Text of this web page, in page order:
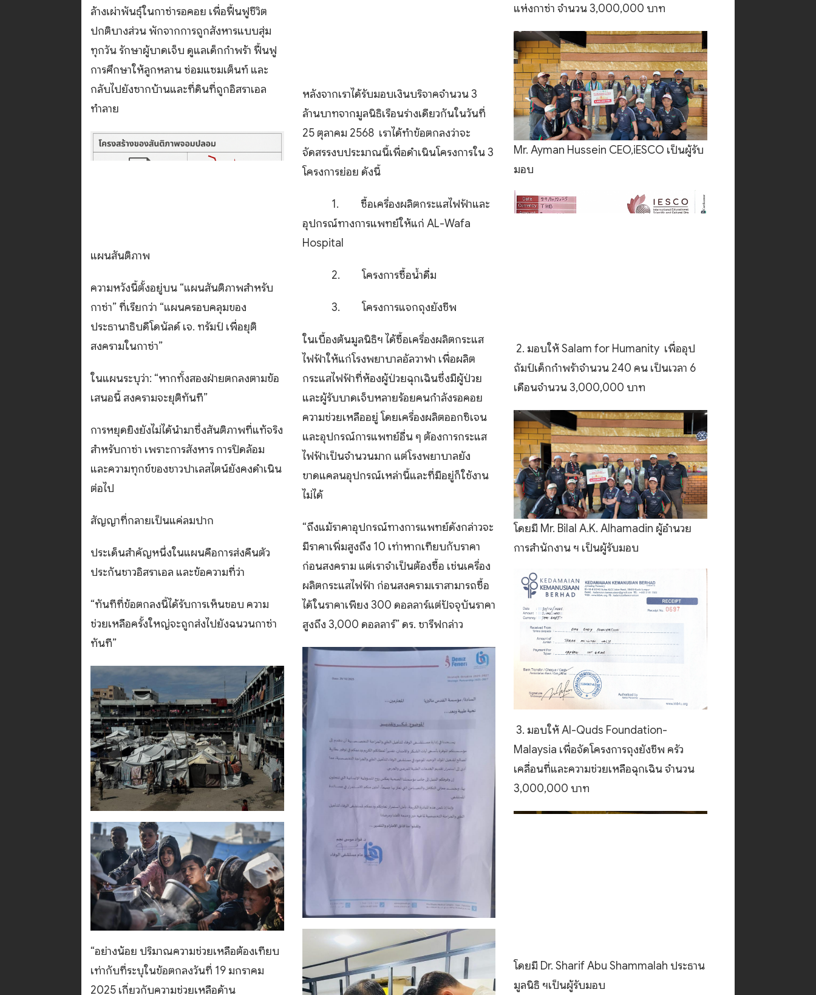
ล้างเผ่าพันธุ์ในกาซ่ารอคอย เพื่อฟื้นฟูชีวิต
ปกติบางส่วน พักจากการถูกสังหารแบบสุ่ม
ทุกวัน รักษาผู้บาดเจ็บ ดูแลเด็กกำพร้า ฟื้นฟู
การศึกษาให้ลูกหลาน ซ่อมแซมเต็นท์ และ
กลับไปยังซากบ้านและที่ดินที่ถูกอิสราเอล
ทำลาย
แผนสันติภาพ
ความหวังนี้ตั้งอยู่บน “แผนสันติภาพสำหรับ
กาซ่า” ที่เรียกว่า “แผนครอบคลุมของ
ประธานาธิบดีโดนัลด์ เจ. ทรัมป์ เพื่อยุติ
สงครามในกาซ่า”
ในแผนระบุว่า: “หากทั้งสองฝ่ายตกลงตามข้อ
เสนอนี้ สงครามจะยุติทันที”
การหยุดยิงยังไม่ได้นำมาซึ่งสันติภาพที่แท้จริง
สำหรับกาซ่า เพราะการสังหาร การปิดล้อม
และความทุกข์ของชาวปาเลสไตน์ยังคงดำเนิน
ต่อไป
สัญญาที่กลายเป็นแค่ลมปาก
ประเด็นสำคัญหนึ่งในแผนคือการส่งคืนตัว
ประกันชาวอิสราเอล และข้อความที่ว่า
“ทันทีที่ข้อตกลงนี้ได้รับการเห็นชอบ ความ
ช่วยเหลือครั้งใหญ่จะถูกส่งไปยังฉนวนกาซ่า
ทันที”
“อย่างน้อย ปริมาณความช่วยเหลือต้องเทียบ
เท่ากับที่ระบุในข้อตกลงวันที่ 19 มกราคม
2025 เกี่ยวกับความช่วยเหลือด้าน
หลังจากเราได้รับมอบเงินบริจาคจำนวน 3
ล้านบาทจากมูลนิธิเรือนร่างเดียวกันในวันที่
25 ตุลาคม 2568 เราได้ทำข้อตกลงว่าจะ
จัดสรรงบประมาณนี้เพื่อดำเนินโครงการใน 3
โครงการย่อย ดังนี้
1. ซื้อเครื่องผลิตกระแสไฟฟ้าและ
อุปกรณ์ทางการแพทย์ให้แก่ AL-Wafa
Hospital
2. โครงการซื้อน้ำดื่ม
3. โครงการแจกถุงยังชีพ
ในเบื้องต้นมูลนิธิฯ ได้ซื้อเครื่องผลิตกระแส
ไฟฟ้าให้แก่โรงพยาบาลอัลวาฟา เพื่อผลิต
กระแสไฟฟ้าที่ห้องผู้ป่วยฉุกเฉินซึ่งมีผู้ป่วย
และผู้รับบาดเจ็บหลายร้อยคนกำลังรอคอย
ความช่วยเหลืออยู่ โดยเครื่องผลิตออกซิเจน
และอุปกรณ์การแพทย์อื่น ๆ ต้องการกระแส
ไฟฟ้าเป็นจำนวนมาก แต่โรงพยาบาลยัง
ขาดแคลนอุปกรณ์เหล่านี้และที่มีอยู่ก็ใช้งาน
ไม่ได้
“ถึงแม้ราคาอุปกรณ์ทางการแพทย์ดังกล่าวจะ
มีราคาเพิ่มสูงถึง 10 เท่าหากเทียบกับราคา
ก่อนสงคราม แต่เราจำเป็นต้องซื้อ เช่นเครื่อง
ผลิตกระแสไฟฟ้า ก่อนสงครามเราสามารถซื้อ
ได้ในราคาเพียง 300 ดอลลาร์แต่ปัจจุบันราคา
สูงถึง 3,000 ดอลลาร์” ดร. ชารีฟกล่าว
แห่งกาซ่า จำนวน 3,000,000 บาท
Mr. Ayman Hussein CEO,iESCO เป็นผู้รับ
มอบ
2. มอบให้ Salam for Humanity เพื่ออุป
ถัมป์เด็กกำพร้าจำนวน 240 คน เป็นเวลา 6
เดือนจำนวน 3,000,000 บาท
โดยมี Mr. Bilal A.K. Alhamadin ผู้อำนวย
การสำนักงาน ฯ เป็นผู้รับมอบ
3. มอบให้ Al-Quds Foundation-
Malaysia เพื่อจัดโครงการถุงยังชีพ ครัว
เคลื่อนที่และความช่วยเหลือฉุกเฉิน จำนวน
3,000,000 บาท
โดยมี Dr. Sharif Abu Shammalah ประธาน
มูลนิธิ ฯเป็นผู้รับมอบ